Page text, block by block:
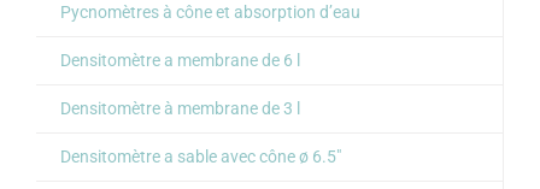
Pycnomètres à cône et absorption d’eau
Densitomètre a membrane de 6 l
Densitomètre à membrane de 3 l
Densitomètre a sable avec cône ø 6.5″